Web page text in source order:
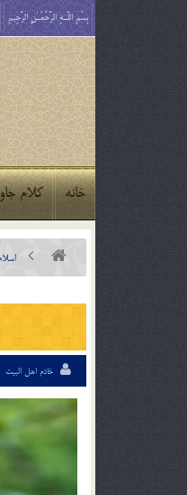
بِسْمِ اللَّـهِ الرَّحْمَـٰنِ الرَّحِيمِ
خانه کلام
خادم اهل البیت